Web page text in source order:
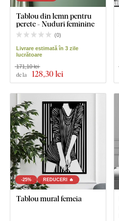
Tablou din lemn pentru
perete - Nuduri feminine
(0)
Livrare estimată în 3 zile
lucrătoare
de la 128,30 lei
171,10 lei
-25% REDUCERI 🔥
Tablou mural femeia